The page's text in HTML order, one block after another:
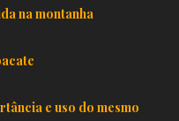
na montanha
e uso do mesmo